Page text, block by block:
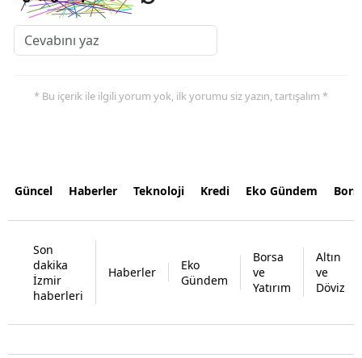
* Bu içerik ile ilgili yorum yok, ilk yorumu siz yazın, tartışalım *
Güncel Haberler Teknoloji Kredi Eko Gündem
Son
dakika
İzmir
haberleri
Haberler
Eko
Gündem
Borsa
ve
Yatırım
Altın
ve
Döviz